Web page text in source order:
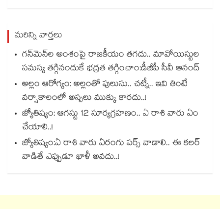
మరిన్ని వార్తలు
గన్⁭మెన్⁭ల అంశంపై రాజకీయం తగదు.. మావోయిస్టుల
సమస్య తగ్గినందుకే భద్రత తగ్గించాం:డీజీపీ సీవీ ఆనంద్
అల్లం ఆరోగ్యం: అల్లంతో పులుసు.. చట్నీ.. ఇవి తింటే
వర్షాకాలంలో అస్సలు ముక్కు కారదు..!
జ్యోతిష్యం: ఆగస్టు 12 సూర్యగ్రహణం.. ఏ రాశి వారు ఏం
చేయాలి..!
జ్యోతిష్యం:ఏ రాశి వారు ఏరంగు పర్స్ వాడాలి.. ఈ కలర్
వాడితే ఎప్పుడూ ఖాళీ అవదు..!